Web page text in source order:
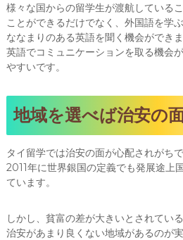
様々な国からの留学生が渡航している
ことができるだけでなく、外国語を学
ななまりのある英語を聞く機会ができま
英語でコミュニケーションを取る機会
やすいです。
地域を選べば治安の
タイ留学では治安の面が心配されがちで
2011年に世界銀国の定義でも発展途上
ています。
しかし、貧富の差が大きいとされてい
治安があまり良くない地域があるのが実